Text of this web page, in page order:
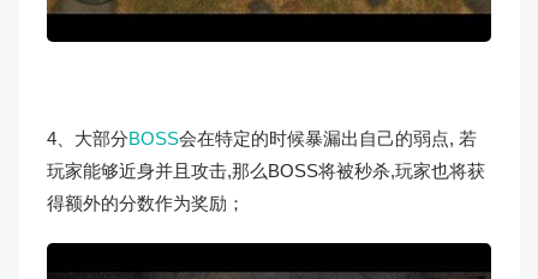
4、大部分BOSS会在特定的时候暴漏出自己的弱点, 若
玩家能够近身并且攻击,那么BOSS将被秒杀,玩家也将获
得额外的分数作为奖励；